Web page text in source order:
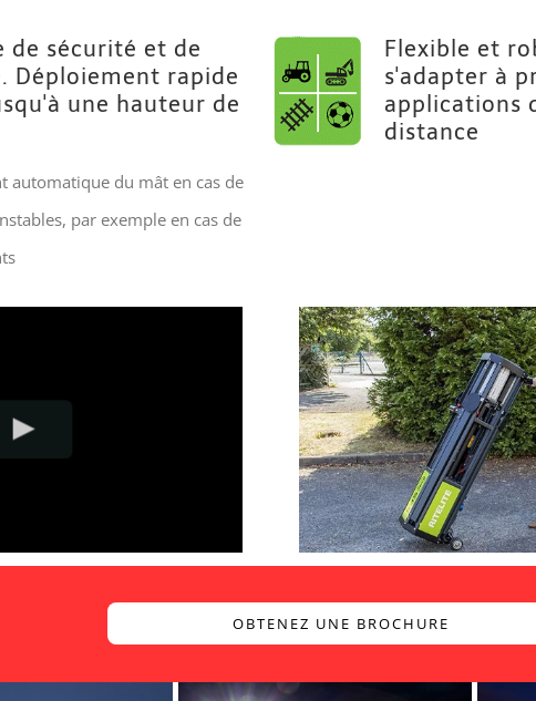
de sécurité et de
Déploiement rapide
une hauteur de
automatique du mât en cas de
par exemple en cas de
Flexible et
s'adapter à
applications
distance
OBTENEZ UNE BROCHURE